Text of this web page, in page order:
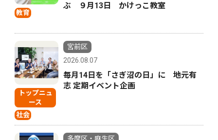
教育
ぶ ９月13日 かけっこ教室
トップニュ
ース
社会
宮前区
2026.08.07
毎月14日を「さぎ沼の日」に 地元有
志 定期イベント企画
多摩区・麻生区